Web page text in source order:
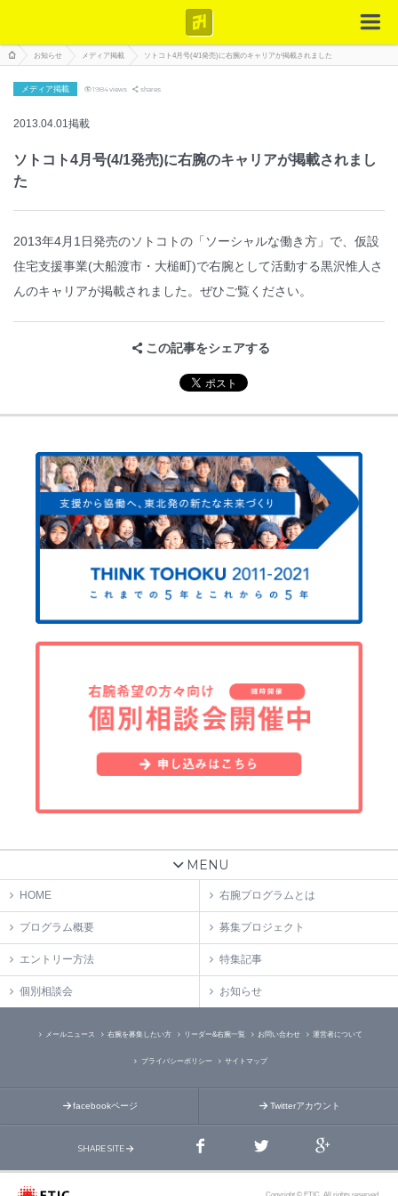
お知らせ メディア掲載 ソトコト4月号(4/1発売)に右腕のキャリアが掲載されました
メディア掲載 1984views shares
2013.04.01掲載
ソトコト4月号(4/1発売)に右腕のキャリアが掲載されまし
た
2013年4月1日発売のソトコトの「ソーシャルな働き方」で、仮設
住宅支援事業(大船渡市・大槌町)で右腕として活動する黒沢惟人さ
んのキャリアが掲載されました。ぜひご覧ください。
この記事をシェアする
MENU
HOME 右腕プログラムとは
プログラム概要 募集プロジェクト
エントリー方法 特集記事
個別相談会 お知らせ
メールニュース 右腕を募集したい方 リーダー&右腕一覧 お問い合わせ 運営者について
プライバシーポリシー サイトマップ
facebookページ Twitterアカウント
SHARE SITE
Copyright © ETIC. All rights reserved.